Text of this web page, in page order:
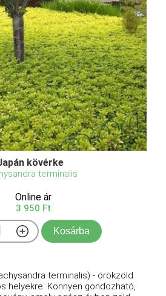
kövérke
terminalis
Online ár
3 950 Ft
Kosárba
terminalis) - örökzöld
helyekre. Könnyen gondozható,